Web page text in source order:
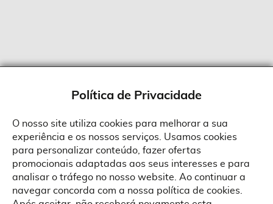
Política de Privacidade
O nosso site utiliza cookies para melhorar a sua
experiência e os nossos serviços. Usamos cookies
para personalizar conteúdo, fazer ofertas
promocionais adaptadas aos seus interesses e para
analisar o tráfego no nosso website. Ao continuar a
navegar concorda com a nossa política de cookies.
Sobre a Suprides
Quem Somos
Informações
Termos e Condições
Política de Cookies
Ao aceitar a política de cookies da Suprides deverá ter em consideração
que a utilização de cookies possibilita a personalização da utilização e a
apresentação de serviços e ofertas adaptadas ao seu interesses. Pode
alterar as suas definições de cookies a qualquer altura.